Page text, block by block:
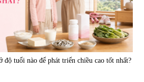
độ tuổi nào để phát triển chiều cao tốt nhất?